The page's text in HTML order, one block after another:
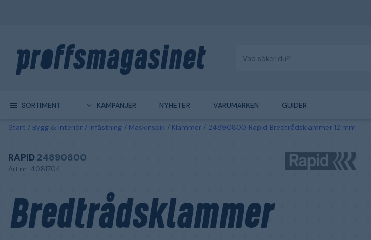
SORTIMENT KAMPANJER NYHETER VARUMÄRKEN GUIDER
Start Bygg & interiör Infästning Maskinspik Klammer 24890800 Rapid Bredtrådsklammer 12 mm
RAPID 24890800
Art.nr: 4081704
Bredtrådsklammer